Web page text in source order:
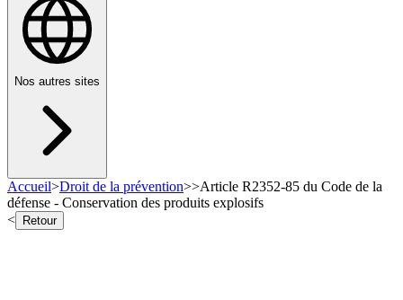
Nos autres sites
Accueil>Droit de la prévention>>Article R2352-85 du Code de la
défense - Conservation des produits explosifs
<
Retour